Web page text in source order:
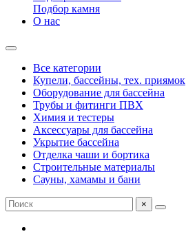
Подбор камня
О нас
Все категории
Купели, бассейны, тех. приямок
Оборудование для бассейна
Трубы и фитинги ПВХ
Химия и тестеры
Аксессуары для бассейна
Укрытие бассейна
Отделка чаши и бортика
Строительные материалы
Сауны, хамамы и бани
×